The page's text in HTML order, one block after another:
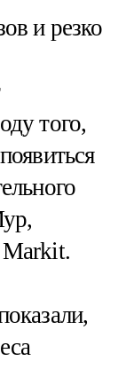
и резко
того,
Markit.